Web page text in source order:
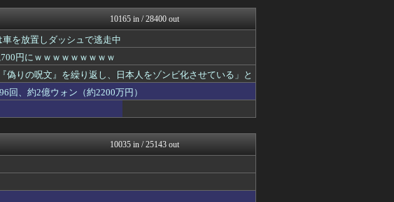
円書きし... サイ速
10165 in / 28400 out
を放置しダッシュで逃走中
円にｗｗｗｗｗｗｗｗｗ
偽りの呪文』を繰り返し、日本人をゾンビ化させている」と
回、約2億ウォン（約2200万円）
10035 in / 25143 out